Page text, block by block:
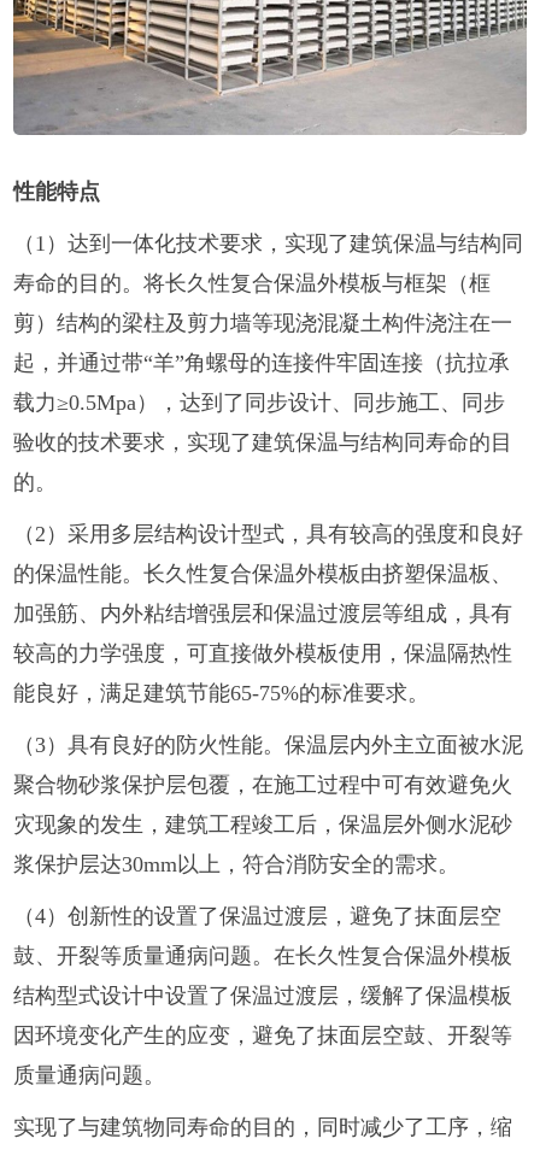
性能特点
（1）达到一体化技术要求，实现了建筑保温与结构同
寿命的目的。将长久性复合保温外模板与框架（框
剪）结构的梁柱及剪力墙等现浇混凝土构件浇注在一
起，并通过带“羊”角螺母的连接件牢固连接（抗拉承
载力≥0.5Mpa），达到了同步设计、同步施工、同步
验收的技术要求，实现了建筑保温与结构同寿命的目
的。
（2）采用多层结构设计型式，具有较高的强度和良好
的保温性能。长久性复合保温外模板由挤塑保温板、
加强筋、内外粘结增强层和保温过渡层等组成，具有
较高的力学强度，可直接做外模板使用，保温隔热性
能良好，满足建筑节能65-75%的标准要求。
（3）具有良好的防火性能。保温层内外主立面被水泥
聚合物砂浆保护层包覆，在施工过程中可有效避免火
灾现象的发生，建筑工程竣工后，保温层外侧水泥砂
浆保护层达30mm以上，符合消防安全的需求。
（4）创新性的设置了保温过渡层，避免了抹面层空
鼓、开裂等质量通病问题。在长久性复合保温外模板
结构型式设计中设置了保温过渡层，缓解了保温模板
因环境变化产生的应变，避免了抹面层空鼓、开裂等
质量通病问题。
实现了与建筑物同寿命的目的，同时减少了工序，缩